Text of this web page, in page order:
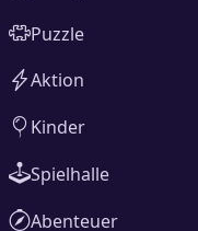
Das könnte
100 Doors
Puzzle
Aktion
Kinder
Spielhalle
Abenteuer